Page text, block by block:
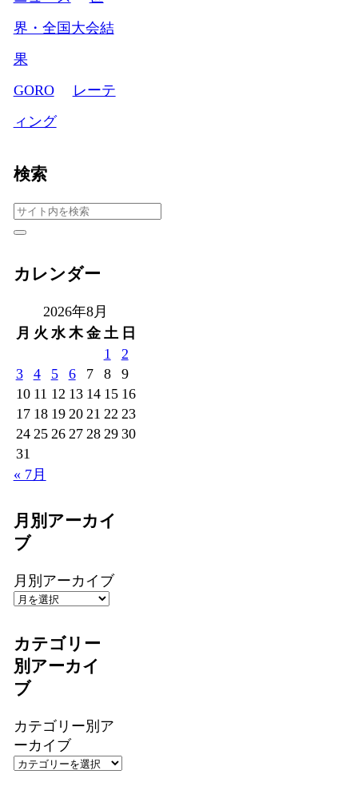
界・全国大会結
果
GORO
レーテ
ィング
検索
カレンダー
2026年8月
月 火 水 木 金 土 日
1
2
3
4 5 6 7 8
9
10 11 12 13 14 15 16
17 18 19 20 21 22 23
24 25 26 27 28 29 30
31
« 7月
月別アーカイ
ブ
月別アーカイブ
カテゴリー
別アーカイ
ブ
カテゴリー別ア
ーカイブ